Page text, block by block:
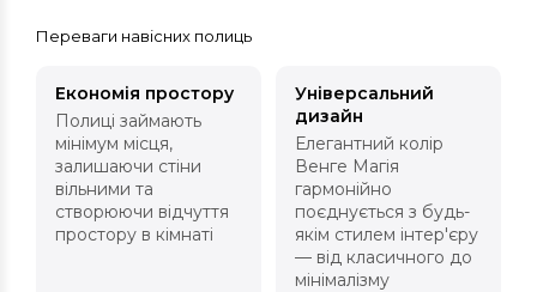
Переваги навісних полиць
Економія простору
Полиці займають
мінімум місця,
залишаючи стіни
вільними та
створюючи відчуття
простору в кімнаті
Універсальний
дизайн
Елегантний колір
Венге Магія
гармонійно
поєднується з будь-
якім стилем інтер'єру
— від класичного до
мінімалізму